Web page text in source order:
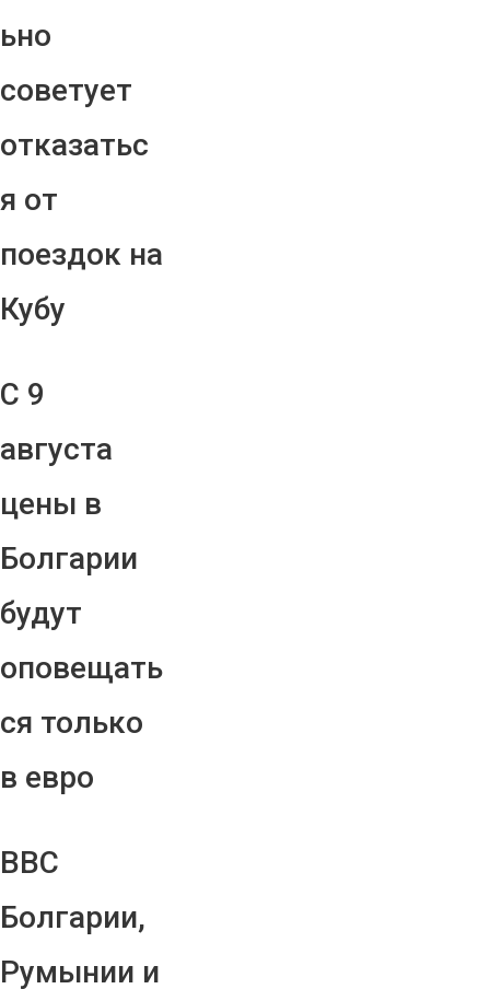
ьно
советует
отказатьс
я от
поездок на
Кубу
С 9
августа
цены в
Болгарии
будут
оповещать
ся только
в евро
ВВС
Болгарии,
Румынии и